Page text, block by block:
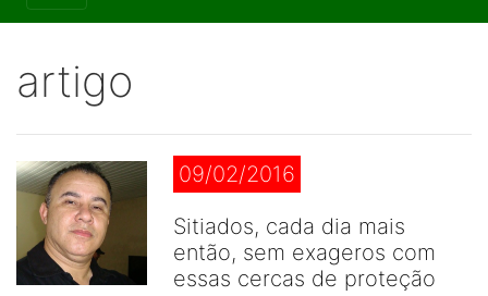
artigo
09/02/2016
Sitiados, cada dia mais
então, sem exageros com
essas cercas de proteção